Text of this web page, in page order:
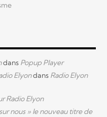
dans Popup Player
Elyondans Radio Elyon
Radio Elyon
nous » le nouveau titre de